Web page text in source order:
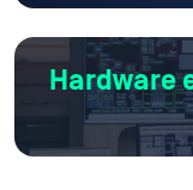
Hardware